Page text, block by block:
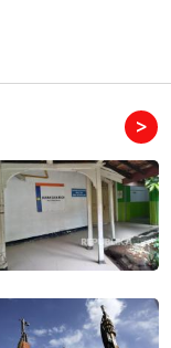
>